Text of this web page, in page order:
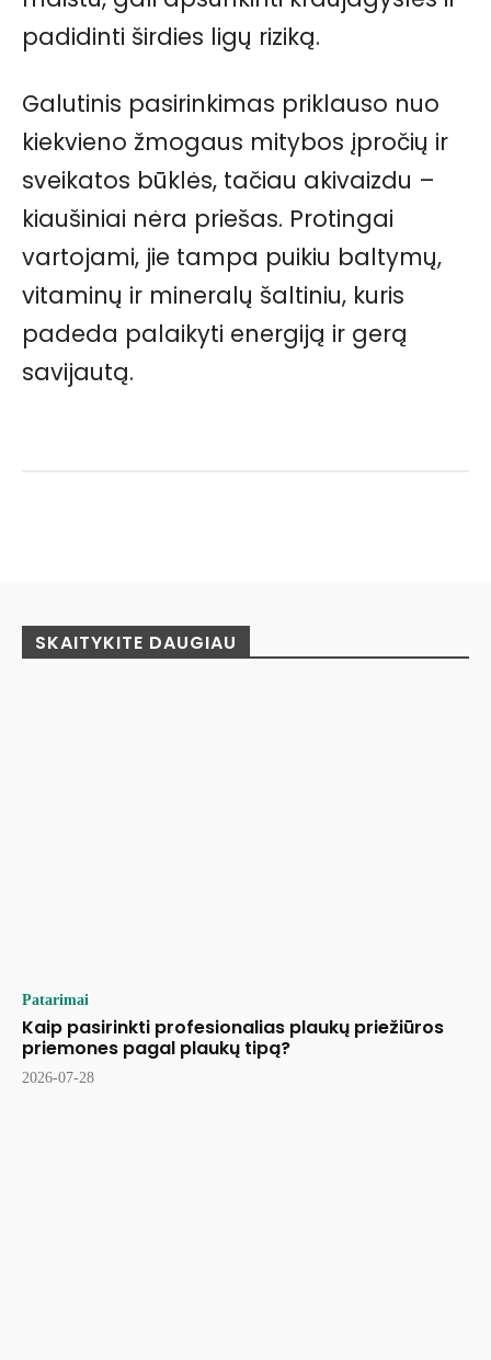
padidinti širdies ligų riziką.
Galutinis pasirinkimas priklauso nuo
kiekvieno žmogaus mitybos įpročių ir
sveikatos būklės, tačiau akivaizdu –
kiaušiniai nėra priešas. Protingai
vartojami, jie tampa puikiu baltymų,
vitaminų ir mineralų šaltiniu, kuris
padeda palaikyti energiją ir gerą
savijautą.
SKAITYKITE DAUGIAU
Patarimai
Kaip pasirinkti profesionalias plaukų priežiūros
priemones pagal plaukų tipą?
2026-07-28